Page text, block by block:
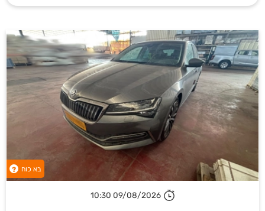
בא כוח ?
09/08/2026 10:30